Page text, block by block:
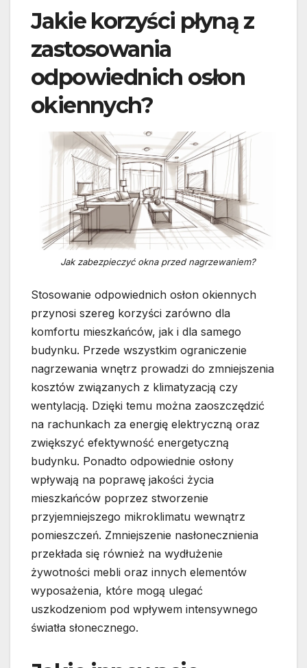
Jakie korzyści płyną z
zastosowania
odpowiednich osłon
okiennych?
Jak zabezpieczyć okna przed nagrzewaniem?
Stosowanie odpowiednich osłon okiennych
przynosi szereg korzyści zarówno dla
komfortu mieszkańców, jak i dla samego
budynku. Przede wszystkim ograniczenie
nagrzewania wnętrz prowadzi do zmniejszenia
kosztów związanych z klimatyzacją czy
wentylacją. Dzięki temu można zaoszczędzić
na rachunkach za energię elektryczną oraz
zwiększyć efektywność energetyczną
budynku. Ponadto odpowiednie osłony
wpływają na poprawę jakości życia
mieszkańców poprzez stworzenie
przyjemniejszego mikroklimatu wewnątrz
pomieszczeń. Zmniejszenie nasłonecznienia
przekłada się również na wydłużenie
żywotności mebli oraz innych elementów
wyposażenia, które mogą ulegać
uszkodzeniom pod wpływem intensywnego
światła słonecznego.